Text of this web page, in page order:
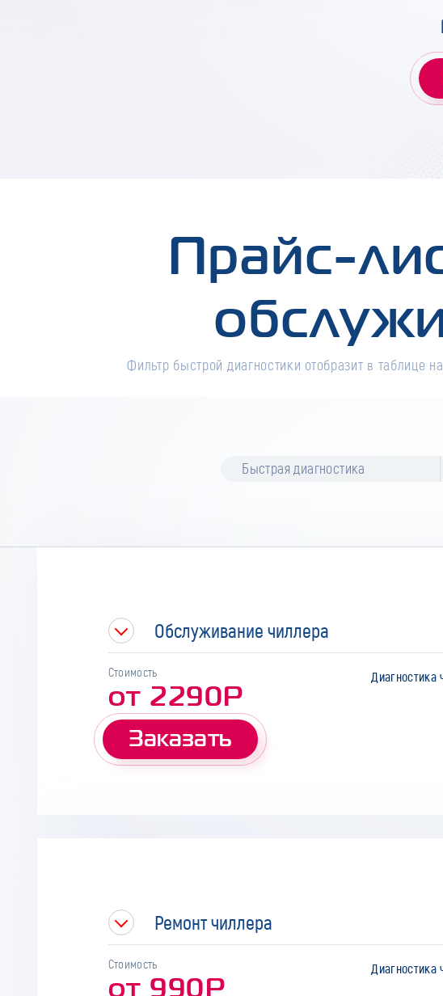
Прайс-
Фильтр быстрой диагностики отобразит в таблице
Быстрая диагностика
Обслуживание чиллера
Диагностика
Стоимость
от 2290Р
Заказать
Ремонт чиллера
Диагностика
Стоимость
от 990Р